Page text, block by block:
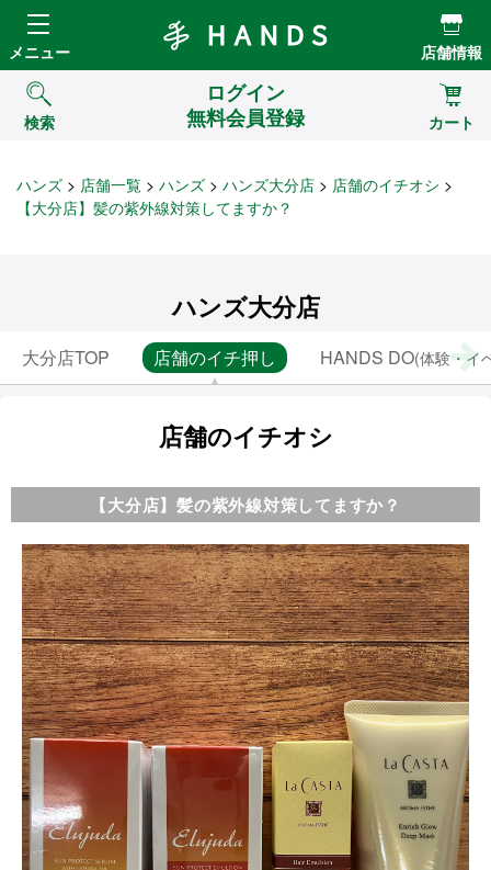
Hands ハンズ
メニュー 店舗情報
検索
ログイン
無料会員登録
カート
ハンズ 店舗一覧 ハンズ ハンズ大分店
店舗のイチオシ
【大分店】髪の紫外線対策してますか？
ハンズ大分店
大分店TOP 店舗のイチ押し HANDS DO(体験・イ
店舗のイチオシ
【大分店】髪の紫外線対策してますか？